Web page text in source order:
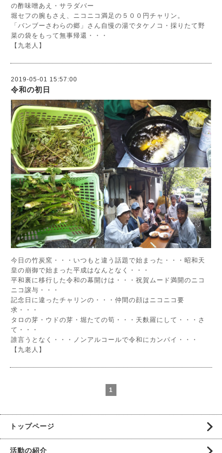
の酢味噌あえ・サラダバー
堀セフの腕もさえ、ニコニコ満足の５００円チャリン。
「バンブーさわらの郷」さん自慢の湯でタケノコ・採りたて野
菜の袋をもって無事帰還・・・
【九老人】
2019-05-01 15:57:00
令和の初日
今日の竹炭窯・・・いつもと違う話題で始まった・・・昭和天
皇の崩御で始まった平成はなんとなく・・・
平和裏に移行した令和の幕開けは・・・祝賀ムード満開のニコ
ニコ譲与・・・
記念日に違ったチャリンの・・・仲間の顔はニコニコ要
求・・・
タロの芽・ウドの芽・堀たての筍・・・天麩羅にして・・・さ
て・・・
誰言うとなく・・・ノンアルコールで令和にカンパイ・・・
【九老人】
1
トップページ
活動の紹介